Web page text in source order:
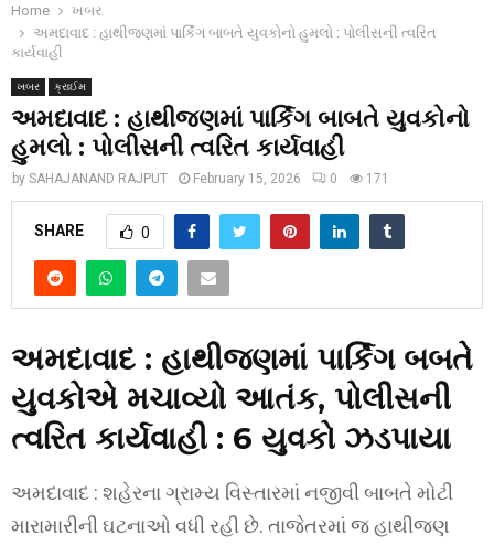
Home
ખબર
અમદાવાદ : હાથીજણમાં પાર્કિંગ બાબતે યુવકોનો હુમલો : પોલીસની ત્વરિત
કાર્યવાહી
ખબર ક્રાઈમ
અમદાવાદ : હાથીજણમાં પાર્કિંગ બાબતે યુવકોનો
હુમલો : પોલીસની ત્વરિત કાર્યવાહી
by SAHAJANAND RAJPUT February 15, 2026 0 171
SHARE 0
અમદાવાદ : હાથીજણમાં પાર્કિંગ બબતે
યુવકોએ મચાવ્યો આતંક, પોલીસની
ત્વરિત કાર્યવાહી : 6 યુવકો ઝડપાયા
અમદાવાદ : શહેરના ગ્રામ્ય વિસ્તારમાં નજીવી બાબતે મોટી
મારામારીની ઘટનાઓ વધી રહી છે. તાજેતરમાં જ હાથીજણ